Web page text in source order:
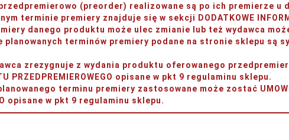
(preorder) realizowane są po ich premierze u
terminie premiery znajduje się w sekcji DODATKOWE
danego produktu może ulec zmianie lub też wydawca
planowanych terminów premiery podane na stronie sklepu są
zrezygnuje z wydania produktu oferowanego
PRZEDPREMIEROWEGO opisane w pkt 9 regulaminu sklepu.
terminu premiery zastosowane może zostać
opisane w pkt 9 regulaminu sklepu.